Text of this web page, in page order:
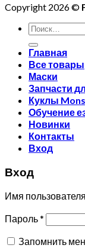
Copyright 2026 ©
Искать:
Главная
Все товары
Маски
Запчасти
Куклы
Обучение
Новинки
Контакты
Вход
Вход
Имя
Пароль*
Запомнить